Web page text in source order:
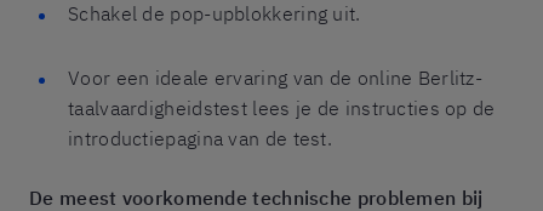
Schakel de pop-upblokkering uit.
Voor een ideale ervaring van de online Berlitz-
taalvaardigheidstest lees je de instructies op de
introductiepagina van de test.
De meest voorkomende technische problemen bij